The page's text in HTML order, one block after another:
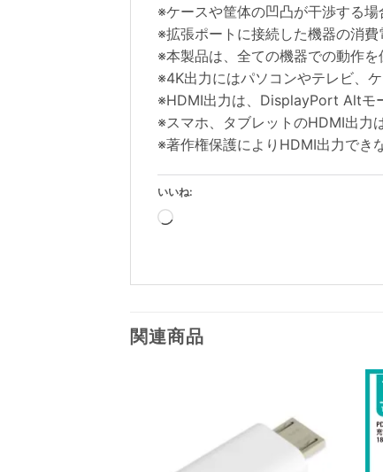
※ケースや筐体の凹凸が干渉する
※拡張ポートに接続した機器の消
※本製品は、全ての機器での動作を
※4K出力にはパソコンやテレビ、
※HDMI出力は、DisplayPort Altモ
※スマホ、タブレットのHDMI出力
※著作権保護によりHDMI出力でき
いいね:
読
み
関連商品